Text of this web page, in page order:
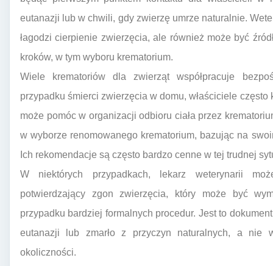
eutanazji lub w chwili, gdy zwierzę umrze naturalnie.
łagodzi cierpienie zwierzęcia, ale również może być
kroków, w tym wyboru krematorium.
Wiele krematoriów dla zwierząt współpracuje
przypadku śmierci zwierzęcia w domu, właściciele
może pomóc w organizacji odbioru ciała przez
w wyborze renomowanego krematorium, bazując na
Ich rekomendacje są często bardzo cenne w tej trudnej
W niektórych przypadkach, lekarz weterynarii
potwierdzający zgon zwierzęcia, który może być
przypadku bardziej formalnych procedur. Jest to
eutanazji lub zmarło z przyczyn naturalnych, a nie
okoliczności.